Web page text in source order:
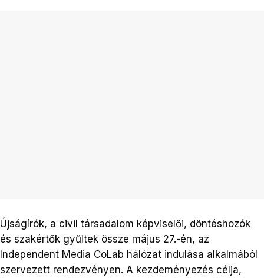
Újságírók, a civil társadalom képviselői, döntéshozók
és szakértők gyűltek össze május 27.-én, az
Independent Media CoLab hálózat indulása alkalmából
szervezett rendezvényen. A kezdeményezés célja,